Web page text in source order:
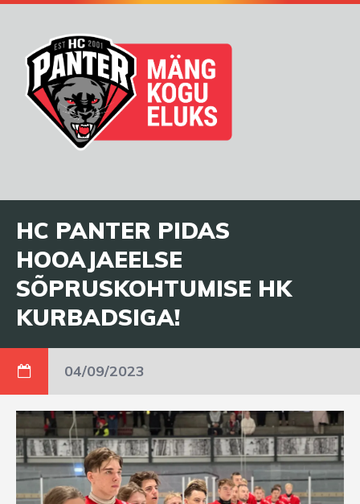
HC PANTER PIDAS
HOOAJAEELSE
SÕPRUSKOHTUMISE HK
KURBADSIGA!
04/09/2023